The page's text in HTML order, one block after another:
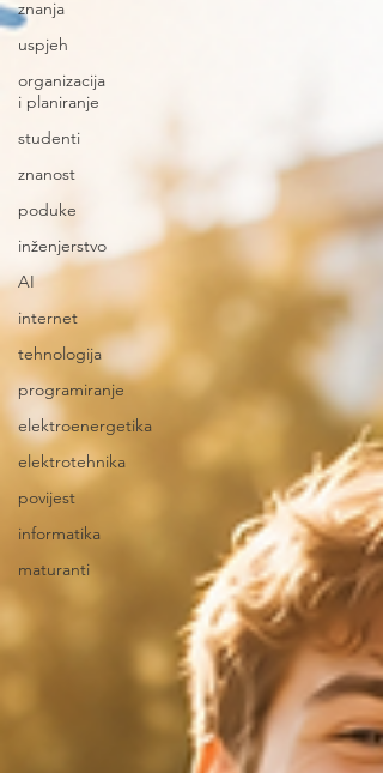
znanja
uspjeh
organizacija
i planiranje
studenti
znanost
poduke
inženjerstvo
AI
internet
tehnologija
programiranje
elektroenergetika
elektrotehnika
povijest
informatika
maturanti